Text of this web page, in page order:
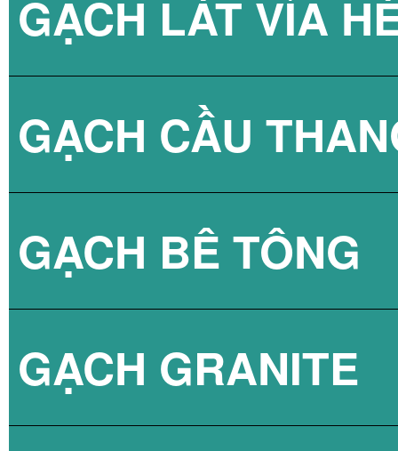
GẠCH LÁT VỈA
GẠCH BLOCK
GẠCH LÁT VỈA
GẠCH CẦU
GẠCH BÊ TÔNG
GẠCH 3D BÊ
GẠCH GRANITE